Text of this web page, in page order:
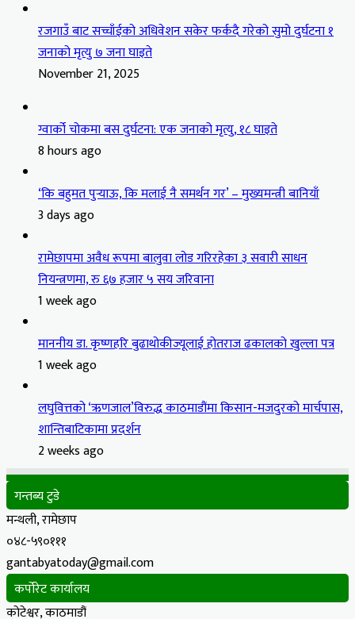
रजगाउँ बाट सच्चाँईको अधिवेशन सकेर फर्कदै गरेको सुमो दुर्घटना १
जनाको मृत्यु ७ जना घाइते
November 21, 2025
ग्वार्को चोकमा बस दुर्घटना: एक जनाको मृत्यु, १८ घाइते
8 hours ago
‘कि बहुमत पुर्‍याऊ, कि मलाई नै समर्थन गर’ – मुख्यमन्त्री बानियाँ
3 days ago
रामेछापमा अवैध रूपमा बालुवा लोड गरिरहेका ३ सवारी साधन
नियन्त्रणमा, रु ६७ हजार ५ सय जरिवाना
1 week ago
माननीय डा. कृष्णहरि बुढाथोकीज्यूलाई होतराज ढकालको खुल्ला पत्र
1 week ago
लघुवित्तको ‘ऋणजाल’विरुद्ध काठमाडौंमा किसान-मजदुरको मार्चपास,
शान्तिबाटिकामा प्रदर्शन
2 weeks ago
गन्तब्य टुडे
मन्थली, रामेछाप
०४८-५९०१११
gantabyatoday@gmail.com
कर्पोरेट कार्यालय
कोटेश्वर, काठमाडौं